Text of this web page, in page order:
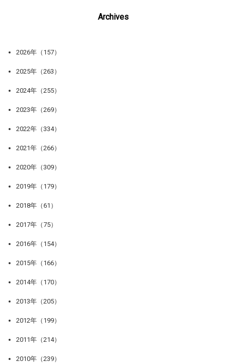
Archives
2026年（157）
2025年（263）
2024年（255）
2023年（269）
2022年（334）
2021年（266）
2020年（309）
2019年（179）
2018年（61）
2017年（75）
2016年（154）
2015年（166）
2014年（170）
2013年（205）
2012年（199）
2011年（214）
2010年（239）